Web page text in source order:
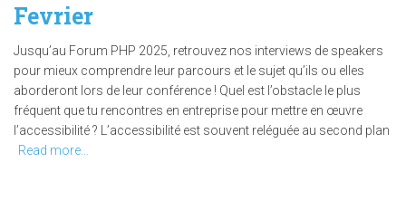
Fevrier
Jusqu’au Forum PHP 2025, retrouvez nos interviews de speakers
pour mieux comprendre leur parcours et le sujet qu’ils ou elles
aborderont lors de leur conférence ! Quel est l’obstacle le plus
fréquent que tu rencontres en entreprise pour mettre en œuvre
l’accessibilité ? L’accessibilité est souvent reléguée au second plan
Read more…